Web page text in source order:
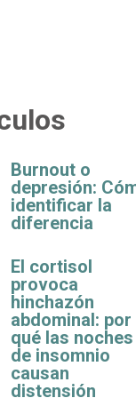
Burnout o
depresión:
identificar la
diferencia
El cortisol
provoca
hinchazón
abdominal: por
qué las noches
de insomnio
causan
distensión